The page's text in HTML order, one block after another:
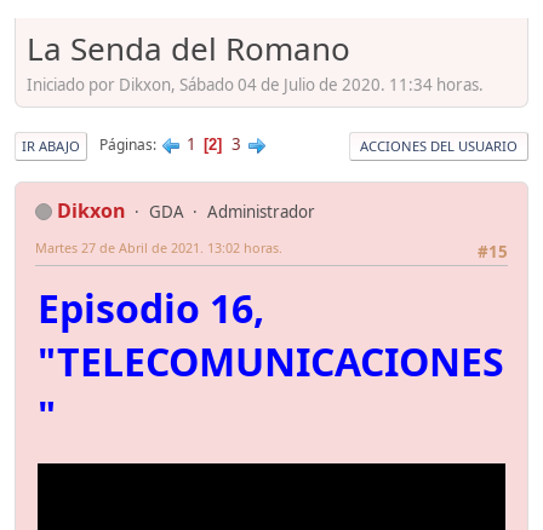
La Senda del Romano
Iniciado por Dikxon, Sábado 04 de Julio de 2020. 11:34 horas.
IR ABAJO Páginas 1 2 3 ACCIONES DEL USUARIO
Dikxon GDA
Administrador
#15
Martes 27 de Abril de 2021. 13:02 horas.
Episodio 16,
"TELECOMUNICACIONES
"